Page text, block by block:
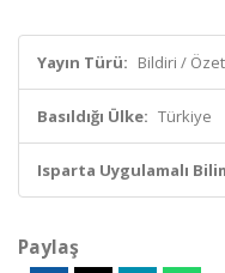
Yayın Türü: Bildiri /
Basıldığı Ülke: Türkiye
Isparta Uygulamalı
Paylaş